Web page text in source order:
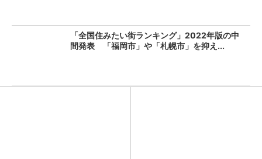
「全国住みたい街ランキング」2022年版の中
間発表 「福岡市」や「札幌市」を抑え...